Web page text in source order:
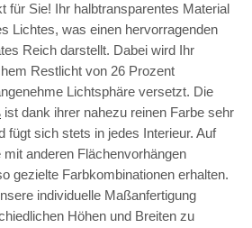
für Sie! Ihr halbtransparentes Material
Lichtes, was einen hervorragenden
Reich darstellt. Dabei wird Ihr
Restlicht von 26 Prozent
Lichtsphäre versetzt. Die
ist dank ihrer nahezu reinen Farbe sehr
fügt sich stets in jedes Interieur. Auf
anderen Flächenvorhängen
gezielte Farbkombinationen erhalten.
individuelle Maßanfertigung
Höhen und Breiten zu